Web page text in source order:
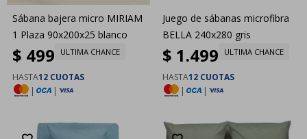
Sábana bajera micro MIRIAM
1 Plaza 90x200x25 blanco
$ 499 ULTIMA CHANCE
HASTA12 CUOTAS
|
|
Juego de sábanas microfibra
BELLA 240x280 gris
$ 1.499 ULTIMA CHANCE
HASTA12 CUOTAS
|
|